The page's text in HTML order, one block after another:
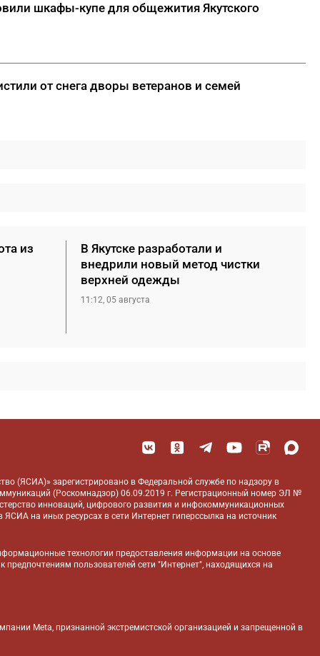
шкафы-купе для общежития Якутского
от снега дворы ветеранов и семей
из
В Якутске разработали и
внедрили новый метод чистки
верхней одежды
11:12, 05 августа
(ЯСИА)» зарегистрировано в Федеральной службе по надзору в
(Роскомнадзор) 06.09.2019 г. Регистрационный номер ЭЛ №
инноваций, цифрового развития и инфокоммуникационных
на иных ресурсах в сети Интернет гиперссылка на источник
технологии предоставления информации на основе
предпочтениям пользователей сети "Интернет", находящихся на
Meta, признанной экстремистской организацией и запрещенной в